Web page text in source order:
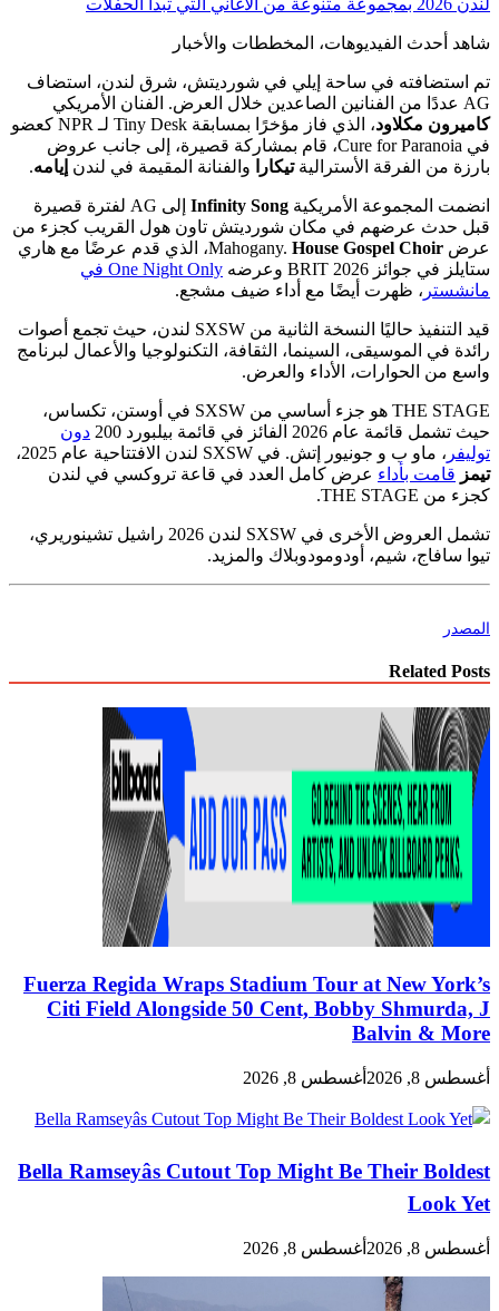
شاهد أحدث الفيديوهات، المخططات والأخبار
تم استضافته في ساحة إيلي في شورديتش، شرق لندن، استضاف
AG عددًا من الفنانين الصاعدين خلال العرض. الفنان الأمريكي
كاميرون مكلاود
، الذي فاز مؤخرًا بمسابقة Tiny Desk لـ NPR كعضو
في Cure for Paranoia، قام بمشاركة قصيرة، إلى جانب عروض
بارزة من الفرقة الأستراليةتيكارا والفنانة المقيمة في لندن إيامه.
انضمت المجموعة الأمريكية Infinity Song
إلى AG لفترة قصيرة
قبل حدث عرضهم في مكان شورديتش تاون هول القريب كجزء من
عرض Mahogany. House Gospel Choir
، الذي قدم عرضًا مع هاري
ستايلز في جوائز BRIT 2026 وعرضه
One Night Only في
مانشستر ، ظهرت أيضًا مع أداء ضيف مشجع.
قيد التنفيذ حاليًا النسخة الثانية من SXSW لندن، حيث تجمع أصوات
رائدة في الموسيقى، السينما، الثقافة، التكنولوجيا والأعمال لبرنامج
واسع من الحوارات، الأداء والعرض.
THE STAGE هو جزء أساسي من SXSW في أوستن، تكساس،
حيث تشمل قائمة عام 2026 الفائز في قائمة بيلبورد 200
دون
توليفر ، ماو ب و جونيور إتش. في SXSW لندن الافتتاحية عام 2025،
تيمز قامت بأداء عرض كامل العدد في قاعة تروكسي في لندن
كجزء من THE STAGE.
تشمل العروض الأخرى في SXSW لندن 2026 راشيل تشينوريري،
تيوا سافاج، شيم، أودومودوبلاك والمزيد.
المصدر
Related Posts
Fuerza Regida Wraps Stadium Tour at New York’s
Citi Field Alongside 50 Cent, Bobby Shmurda, J
Balvin & More
أغسطس 8, 2026 أغسطس 8, 2026
Bella Ramseyâs Cutout Top Might Be Their Boldest
Look Yet
أغسطس 8, 2026 أغسطس 8, 2026